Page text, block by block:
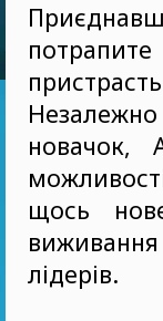
новачок,
щось
лідерів.